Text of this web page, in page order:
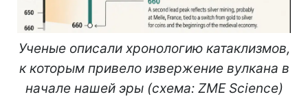
Ученые описали хронологию катаклизмов,
к которым привело извержение вулкана в
начале нашей эры (схема: ZME Science)